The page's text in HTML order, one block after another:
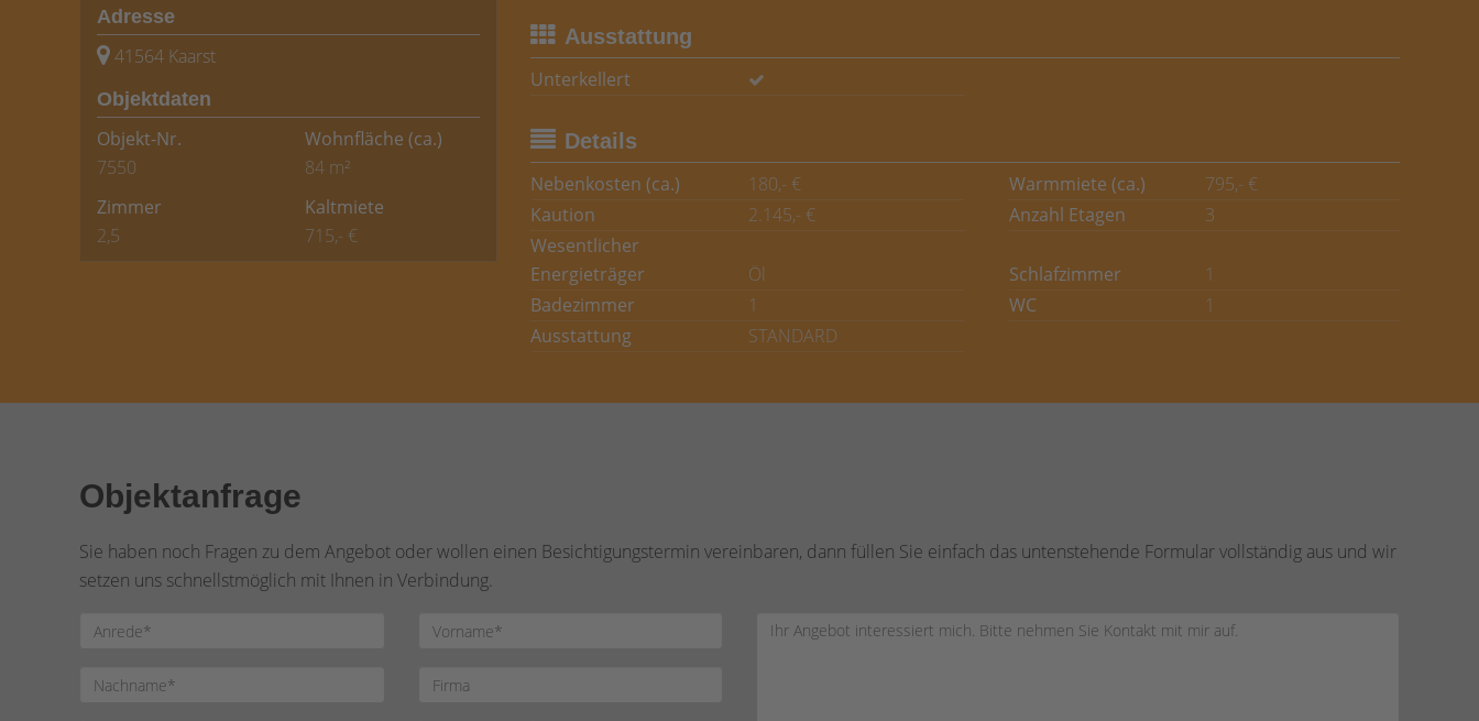
Adresse
41564 Kaarst
Objektdaten
Objekt-Nr.
7550
Wohnfläche (ca.)
84 m²
Zimmer
2,5
Kaltmiete
715,- €
Ausstattung
Unterkellert
Details
Nebenkosten (ca.)
180,- € Warmmiete (ca.)
795,- €
Kaution
2.145,- € Anzahl Etagen
3
Wesentlicher
Energieträger
Öl Schlafzimmer
1
Badezimmer
1 WC
1
Ausstattung
STANDARD
Objektanfrage
Sie haben noch Fragen zu dem Angebot oder wollen einen Besichtigungstermin vereinbaren, dann füllen Sie einfach das untenstehende Formular vollständig aus und wir
setzen uns schnellstmöglich mit Ihnen in Verbindung.